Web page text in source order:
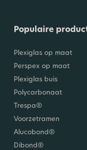
Populaire
Plexiglas op maat
Perspex op maat
Plexiglas buis
Polycarbonaat
Trespa®
Voorzetramen
Alucobond®
Dibond®